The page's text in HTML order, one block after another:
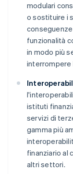
modulari
o sostituire i
funzionalità
in modo più
interrompere
istituti
servizi di
gamma più
finanziario al
altri settori.